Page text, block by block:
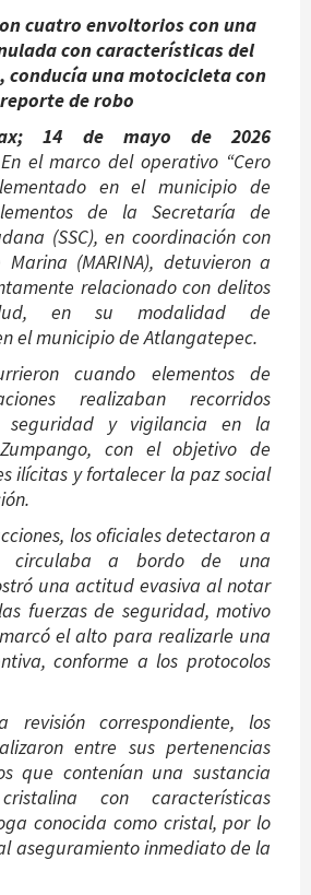
cuatro envoltorios con una
con características del
conducía una motocicleta con
reporte de robo
14 de mayo de 2026
el marco del operativo “Cero
en el municipio de
de la Secretaría de
(SSC), en coordinación con
(MARINA), detuvieron a
relacionado con delitos
en su modalidad de
el municipio de Atlangatepec.
cuando elementos de
realizaban recorridos
seguridad y vigilancia en la
con el objetivo de
ilícitas y fortalecer la paz social
los oficiales detectaron a
circulaba a bordo de una
una actitud evasiva al notar
fuerzas de seguridad, motivo
el alto para realizarle una
conforme a los protocolos
revisión correspondiente, los
entre sus pertenencias
que contenían una sustancia
con características
conocida como cristal, por lo
aseguramiento inmediato de la